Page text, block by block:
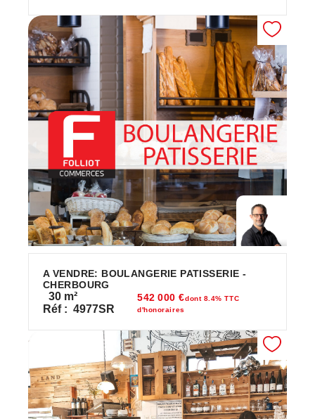
A VENDRE: BOULANGERIE PATISSERIE -
CHERBOURG
30 m²
Réf : 4977SR
542 000 €dont 8.4% TTC
d'honoraires